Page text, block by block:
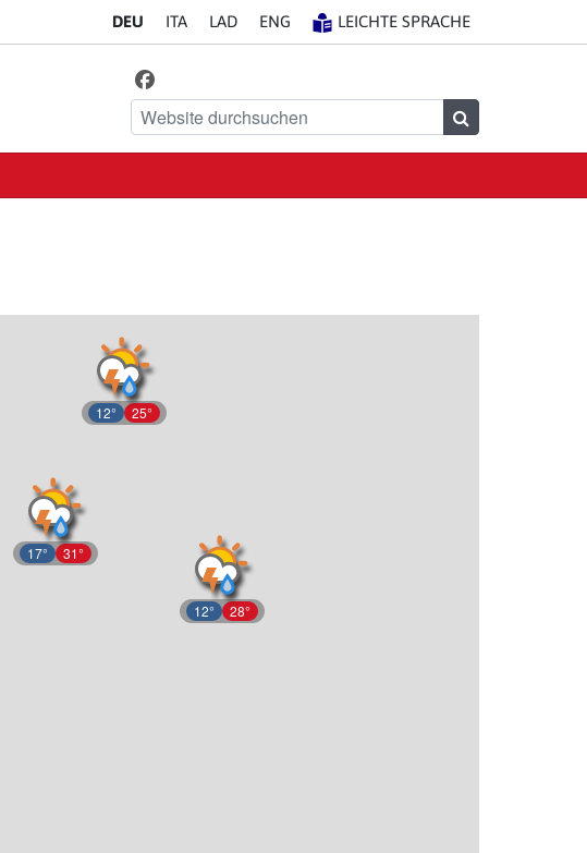
DEU ITA LAD ENG LEICHTE SPRACHE
Finde uns auf
Facebook
Website durchsuchen
12° 28°
17° 31°
12° 25°